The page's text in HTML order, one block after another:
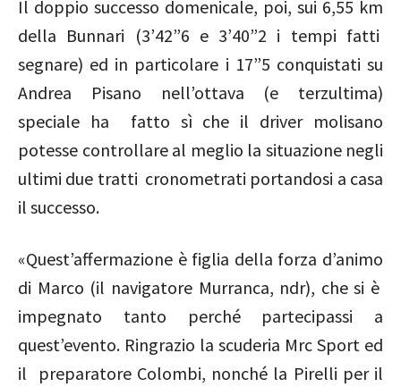
Il doppio successo domenicale, poi, sui 6,55 km
della Bunnari (3’42”6 e 3’40”2 i tempi fatti
segnare) ed in particolare i 17”5 conquistati su
Andrea Pisano nell’ottava (e terzultima)
speciale ha fatto sì che il driver molisano
potesse controllare al meglio la situazione negli
ultimi due tratti cronometrati portandosi a casa
il successo.
«Quest’affermazione è figlia della forza d’animo
di Marco (il navigatore Murranca, ndr), che si è
impegnato tanto perché partecipassi a
quest’evento. Ringrazio la scuderia Mrc Sport ed
il preparatore Colombi, nonché la Pirelli per il